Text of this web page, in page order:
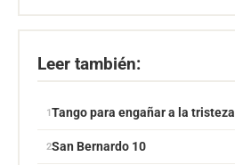
Leer también:
Tango para engañar a la tristeza
San Bernardo 10